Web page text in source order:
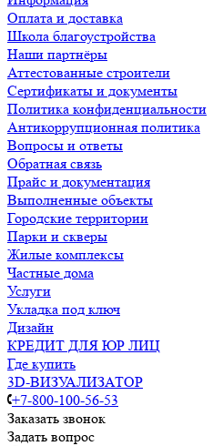
Оплата и доставка
Школа благоустройства
Наши партнёры
Аттестованные строители
Сертификаты и документы
Политика конфиденциальности
Антикоррупционная политика
Вопросы и ответы
Обратная связь
Прайс и документация
Выполненные объекты
Городские территории
Парки и скверы
Жилые комплексы
Частные дома
Услуги
Укладка под ключ
Дизайн
КРЕДИТ ДЛЯ ЮР ЛИЦ
Где купить
3D-ВИЗУАЛИЗАТОР
+7-800-100-56-53
Заказать звонок
Задать вопрос